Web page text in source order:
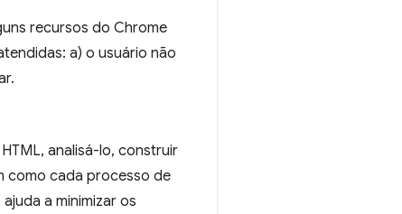
recursos do Chrome
a) o usuário não
analisá-lo, construir
como cada processo de
a minimizar os